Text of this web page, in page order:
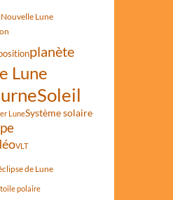
Nouvelle Lune
planète
Lune
Soleil
LuneSystème solaire
VLT
de Lune
polaire